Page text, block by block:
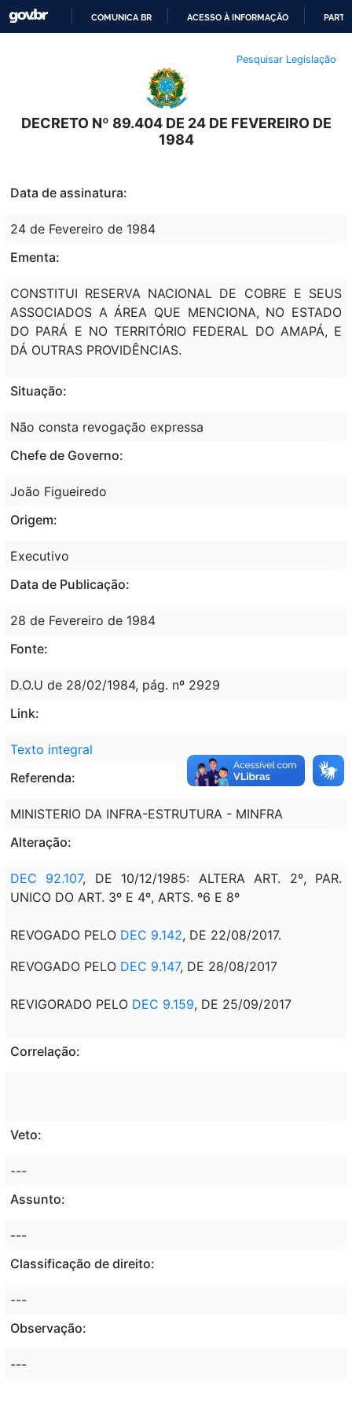
O
CONTEÚDO
COMUNICA BR ACESSO À INFORMAÇÃO
Pesquisar Legislação
DECRETO Nº 89.404 DE 24 DE FEVEREIRO DE
1984
Data de assinatura:
24 de Fevereiro de 1984
Ementa:
CONSTITUI RESERVA NACIONAL DE COBRE E SEUS
ASSOCIADOS A ÁREA QUE MENCIONA, NO ESTADO
DO PARÁ E NO TERRITÓRIO FEDERAL DO AMAPÁ, E
DÁ OUTRAS PROVIDÊNCIAS.
Situação:
Não consta revogação expressa
Chefe de Governo:
João Figueiredo
Origem:
Executivo
Data de Publicação:
28 de Fevereiro de 1984
Fonte:
D.O.U de 28/02/1984, pág. nº 2929
Link:
Texto integral
Referenda:
MINISTERIO DA INFRA-ESTRUTURA - MINFRA
Alteração:
DEC 92.107, DE 10/12/1985: ALTERA ART. 2º, PAR.
UNICO DO ART. 3º E 4º, ARTS. º6 E 8º
REVOGADO PELO DEC 9.142, DE 22/08/2017.
REVOGADO PELO DEC 9.147, DE 28/08/2017
REVIGORADO PELO DEC 9.159, DE 25/09/2017
Correlação:
Veto:
---
Assunto:
---
Classificação de direito:
---
Observação:
---